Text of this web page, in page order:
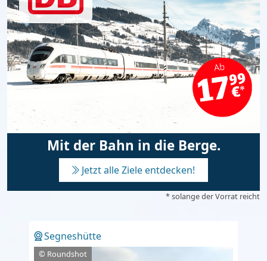
Mit der Bahn in die Berge.
Jetzt alle Ziele entdecken!
* solange der Vorrat reicht
Segneshütte
© Roundshot